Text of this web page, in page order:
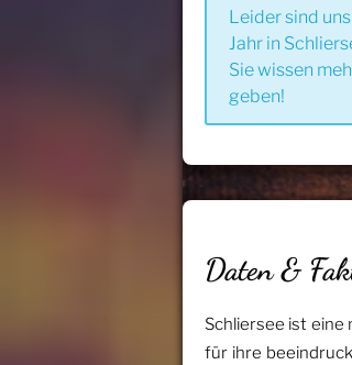
Leider sind
Jahr in
Sie wissen
geben!
Daten &
Schliersee ist eine
für ihre